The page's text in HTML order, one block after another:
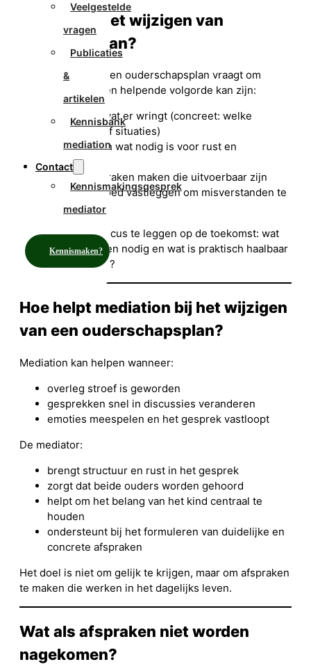
Veelgestelde
vragen
Publicaties
&
artikelen
Kennisbank
mediation
Contact
Kennismakingsgesprek
mediator
Kennismaken?
Hoe pak je het wijzigen van
afspraken aan?
Het wijzigen van een ouderschapsplan vraagt om
zorgvuldigheid. Een helpende volgorde kan zijn:
benoemen wat er wringt (concreet: welke
momenten of situaties)
onderzoeken wat nodig is voor rust en
duidelijkheid
nieuwe afspraken maken die uitvoerbaar zijn
afspraken goed vastleggen om misverstanden te
voorkomen
Het helpt om de focus te leggen op de toekomst: wat
hebben de kinderen nodig en wat is praktisch haalbaar
voor beide ouders?
Hoe helpt mediation bij het wijzigen
van een ouderschapsplan?
Mediation kan helpen wanneer:
overleg stroef is geworden
gesprekken snel in discussies veranderen
emoties meespelen en het gesprek vastloopt
De mediator:
brengt structuur en rust in het gesprek
zorgt dat beide ouders worden gehoord
helpt om het belang van het kind centraal te
houden
ondersteunt bij het formuleren van duidelijke en
concrete afspraken
Het doel is niet om gelijk te krijgen, maar om afspraken
te maken die werken in het dagelijks leven.
Wat als afspraken niet worden
nagekomen?